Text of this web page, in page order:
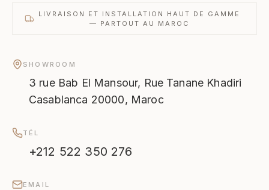
LIVRAISON ET INSTALLATION HAUT DE GAMME
— PARTOUT AU MAROC
SHOWROOM
3 rue Bab El Mansour, Rue Tanane Khadiri
Casablanca 20000, Maroc
TÉL
+212 522 350 276
EMAIL